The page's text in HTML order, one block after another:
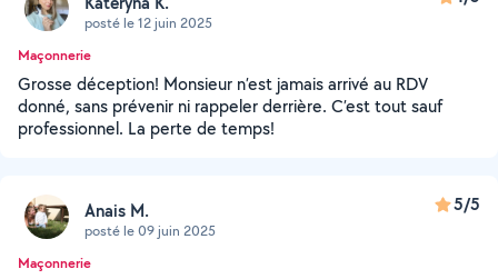
posté le 12 juin 2025
Maçonnerie
Grosse déception! Monsieur n’est jamais arrivé au RDV
donné, sans prévenir ni rappeler derrière. C’est tout sauf
professionnel. La perte de temps!
Anais M.
posté le 09 juin 2025
5/5
Maçonnerie